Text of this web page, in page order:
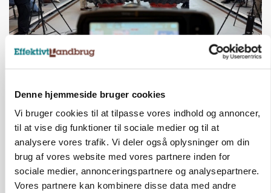
Denne hjemmeside bruger cookies
Vi bruger cookies til at tilpasse vores indhold og annoncer,
til at vise dig funktioner til sociale medier og til at
analysere vores trafik. Vi deler også oplysninger om din
brug af vores website med vores partnere inden for
sociale medier, annonceringspartnere og analysepartnere.
Vores partnere kan kombinere disse data med andre
BUSINESS
Ejer eller medejer? Nyt tv-format udfordrer
landbrugets ejerstruktur
Annonce
Russisk mælkepris dykker 23 procent